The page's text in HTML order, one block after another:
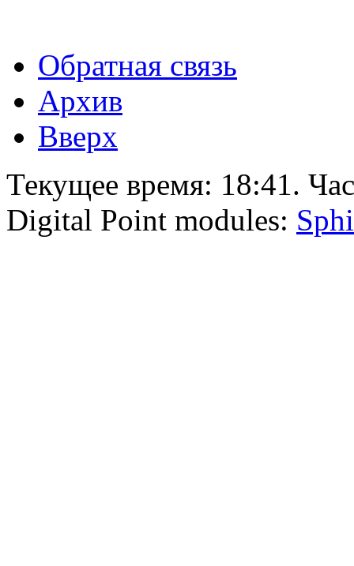
Обратная связь
Архив
Вверх
Текущее время: 18:41.
Digital Point modules: